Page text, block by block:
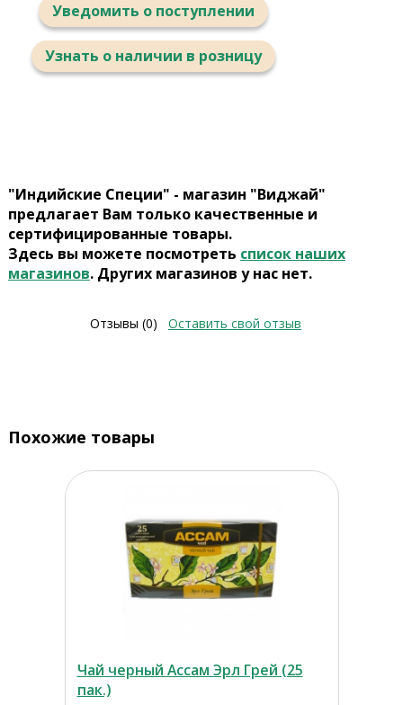
Уведомить о поступлении
Узнать о наличии в розницу
"Индийские Специи" - магазин "Виджай"
предлагает Вам только качественные и
сертифицированные товары.
Здесь вы можете посмотреть список наших
магазинов. Других магазинов у нас нет.
Отзывы (0) Оставить свой отзыв
Похожие товары
Чай черный Ассам Эрл Грей (25
пак.)